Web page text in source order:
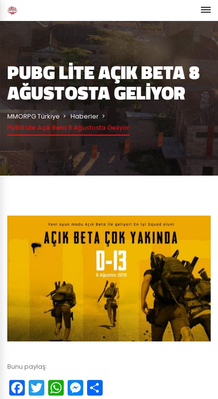
PUBG LITE AÇIK BETA 8
AĞUSTOSTA GELIYOR
MMORPG Türkiye
Haberler
PUBG Lite Açık Beta 8 Ağustosta Geliyor
Bunu paylaş:
Facebook
Twitter
WhatsApp
Messenger